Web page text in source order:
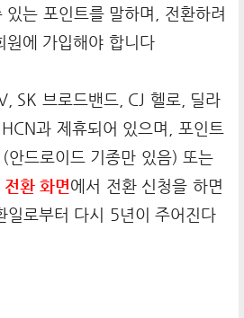
있는 포인트를 말하며, 전환하려
원에 가입해야 합니다
SK 브로드밴드, CJ 헬로, 딜라
과 제휴되어 있으며, 포인트
안드로이드 기종만 있음) 또는
환 화면에서 전환 신청을 하면
일로부터 다시 5년이 주어진다